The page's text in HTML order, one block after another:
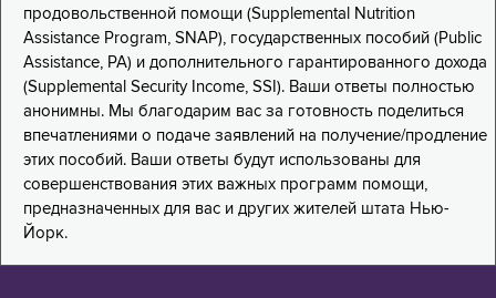
продовольственной помощи (Supplemental Nutrition
Assistance Program, SNAP), государственных пособий (Public
Assistance, PA) и дополнительного гарантированного дохода
(Supplemental Security Income, SSI). Ваши ответы полностью
анонимны. Мы благодарим вас за готовность поделиться
впечатлениями о подаче заявлений на получение/продление
этих пособий. Ваши ответы будут использованы для
совершенствования этих важных программ помощи,
предназначенных для вас и других жителей штата Нью-
Йорк.